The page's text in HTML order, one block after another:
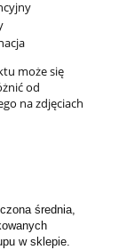
może się
od
na zdjęciach
średnia,
w sklepie.